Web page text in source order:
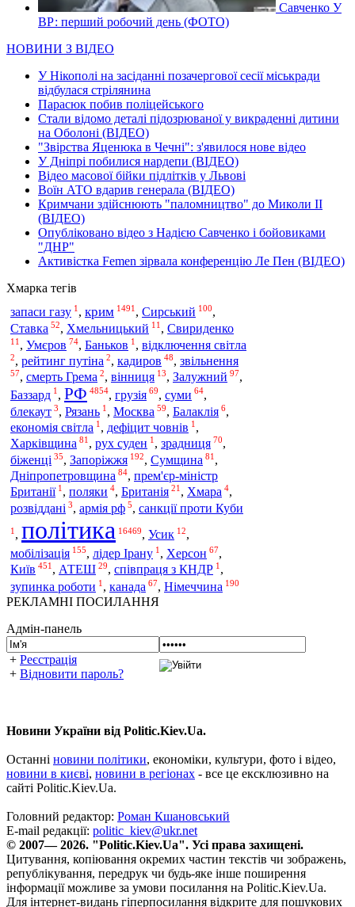
Савченко У
ВР: перший робочий день (ФОТО)
НОВИНИ З ВІДЕО
У Нікополі на засіданні позачергової сесії міськради
відбулася стрілянина
Парасюк побив поліцейського
Стали відомо деталі підозрюваної у викраденні дитини
на Оболоні (ВІДЕО)
"Звірства Яценюка в Чечні": з'явилося нове відео
У Дніпрі побилися нардепи (ВІДЕО)
Відео масової бійки підлітків у Львові
Воїн АТО вдарив генерала (ВІДЕО)
Кримчани здійснюють "паломництво" до Миколи ІІ
(ВІДЕО)
Опубліковано відео з Надією Савченко і бойовиками
"ДНР"
Активістка Femen зірвала конференцію Ле Пен (ВІДЕО)
Хмарка тегів
запаси газу 1 , крим 1491 , Сирський 100,
Ставка 52, Хмельницький 11 , Свириденко
11 , Умєров 74, Баньков 1 , відключення світла
2, рейтинг путіна 2, кадиров 48, звільнення
57, смерть Грема 2, вінниця 13, Залужний 97,
Баззард 1 , РФ 4854, грузія 69, суми 64,
блекаут 3, Рязань 1 , Москва 59, Балаклія 6,
економія світла 1 , дефіцит човнів 1 ,
Харківщина 81 , рух суден 1 , зрадниця 70,
біженці 35, Запоріжжя 192, Сумщина 81 ,
Дніпропетровщина 84, прем'єр-міністр
Британії 1 , поляки 4, Британія 21 , Хмара 4,
розвіддані 3, армія рф 5, санкції проти Куби
1 , політика 16469, Усик 12,
мобілізація 155, лідер Ірану 1 , Херсон 67,
Київ 451 , АТЕШ 29, співпраця з КНДР 1 ,
зупинка роботи 1 , канада 67, Німеччина 190
РЕКЛАМНІ ПОСИЛАННЯ
Адмін-панель
+ Реєстрація
+ Відновити пароль?
Новини України від Politic.Kiev.Ua.
Останні новини політики, економіки, культури, фото і відео,
новини в києві, новини в регіонах - все це ексклюзивно на
сайті Politic.Kiev.Ua.
Головний редактор: Роман Кшановський
E-mail редакції: politic_kiev@ukr.net
© 2007— 2026. "Politic.Kiev.Ua". Усі права захищені.
Цитування, копіювання окремих частин текстів чи зображень,
републікування, передрук чи будь-яке інше поширення
інформації можливе за умови посилання на Politic.Kiev.Ua.
Для інтернет-видань гіперпосилання відкрите для пошукових